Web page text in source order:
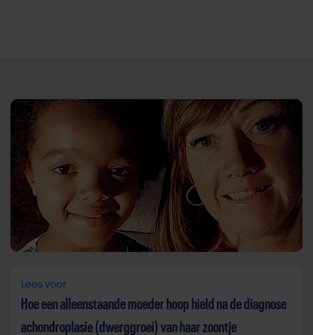
Direct door naar content
Lees voor
Hoe een alleenstaande moeder hoop hield na de diagnose
achondroplasie (dwerggroei) van haar zoontje